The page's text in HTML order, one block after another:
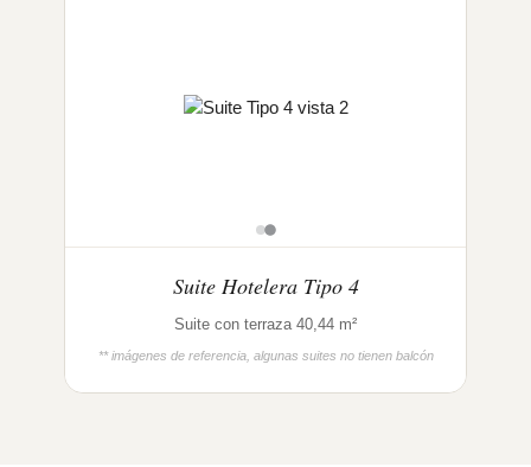
Suite Hotelera Tipo 4
Suite con terraza 40,44 m²
** imágenes de referencia, algunas suites no tienen balcón